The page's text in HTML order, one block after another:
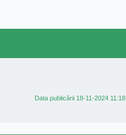
Data publicării 18-11-2024 11:18